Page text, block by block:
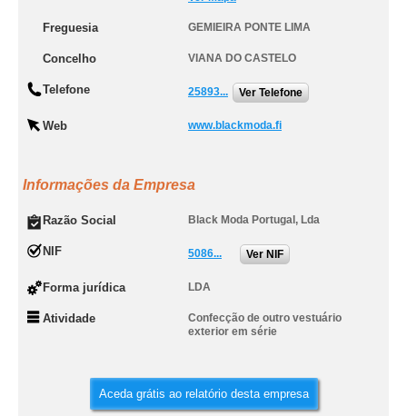
Freguesia GEMIEIRA PONTE LIMA
Concelho VIANA DO CASTELO
Telefone 25893... Ver Telefone
Web www.blackmoda.fi
Informações da Empresa
Razão Social Black Moda Portugal, Lda
NIF 5086... Ver NIF
Forma jurídica LDA
Atividade
Confecção de outro vestuário
exterior em série
Aceda grátis ao relatório desta empresa